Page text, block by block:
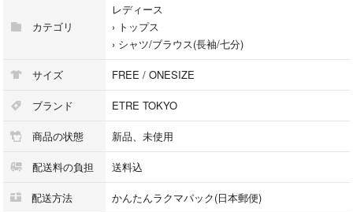
他のサイトでも出品していますので突然の削除あります。
ご了承ください。
etre tokyo
todayful TODAYFUL トゥデイフル
Ameri VINTAGE アメリヴィンテージ
ungrid アングリッド
Spick and Span スピックアンドスパン
JOURNALSTANDARD ジャーナルスタンダード
カテゴリ
レディース
› トップス
› シャツ/ブラウス(長袖/七分)
サイズ FREE / ONESIZE
ブランド ETRE TOKYO
商品の状態 新品、未使用
配送料の負担 送料込
配送方法 かんたんラクマパック(日本郵便)